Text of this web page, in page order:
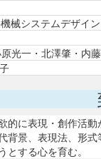
械システムデザイ
光一・北澤肇・内
的に表現・創作活
背景、表現法、形
とする心を育む。